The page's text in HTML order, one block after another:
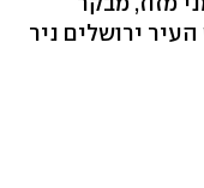
ירושלים ניר